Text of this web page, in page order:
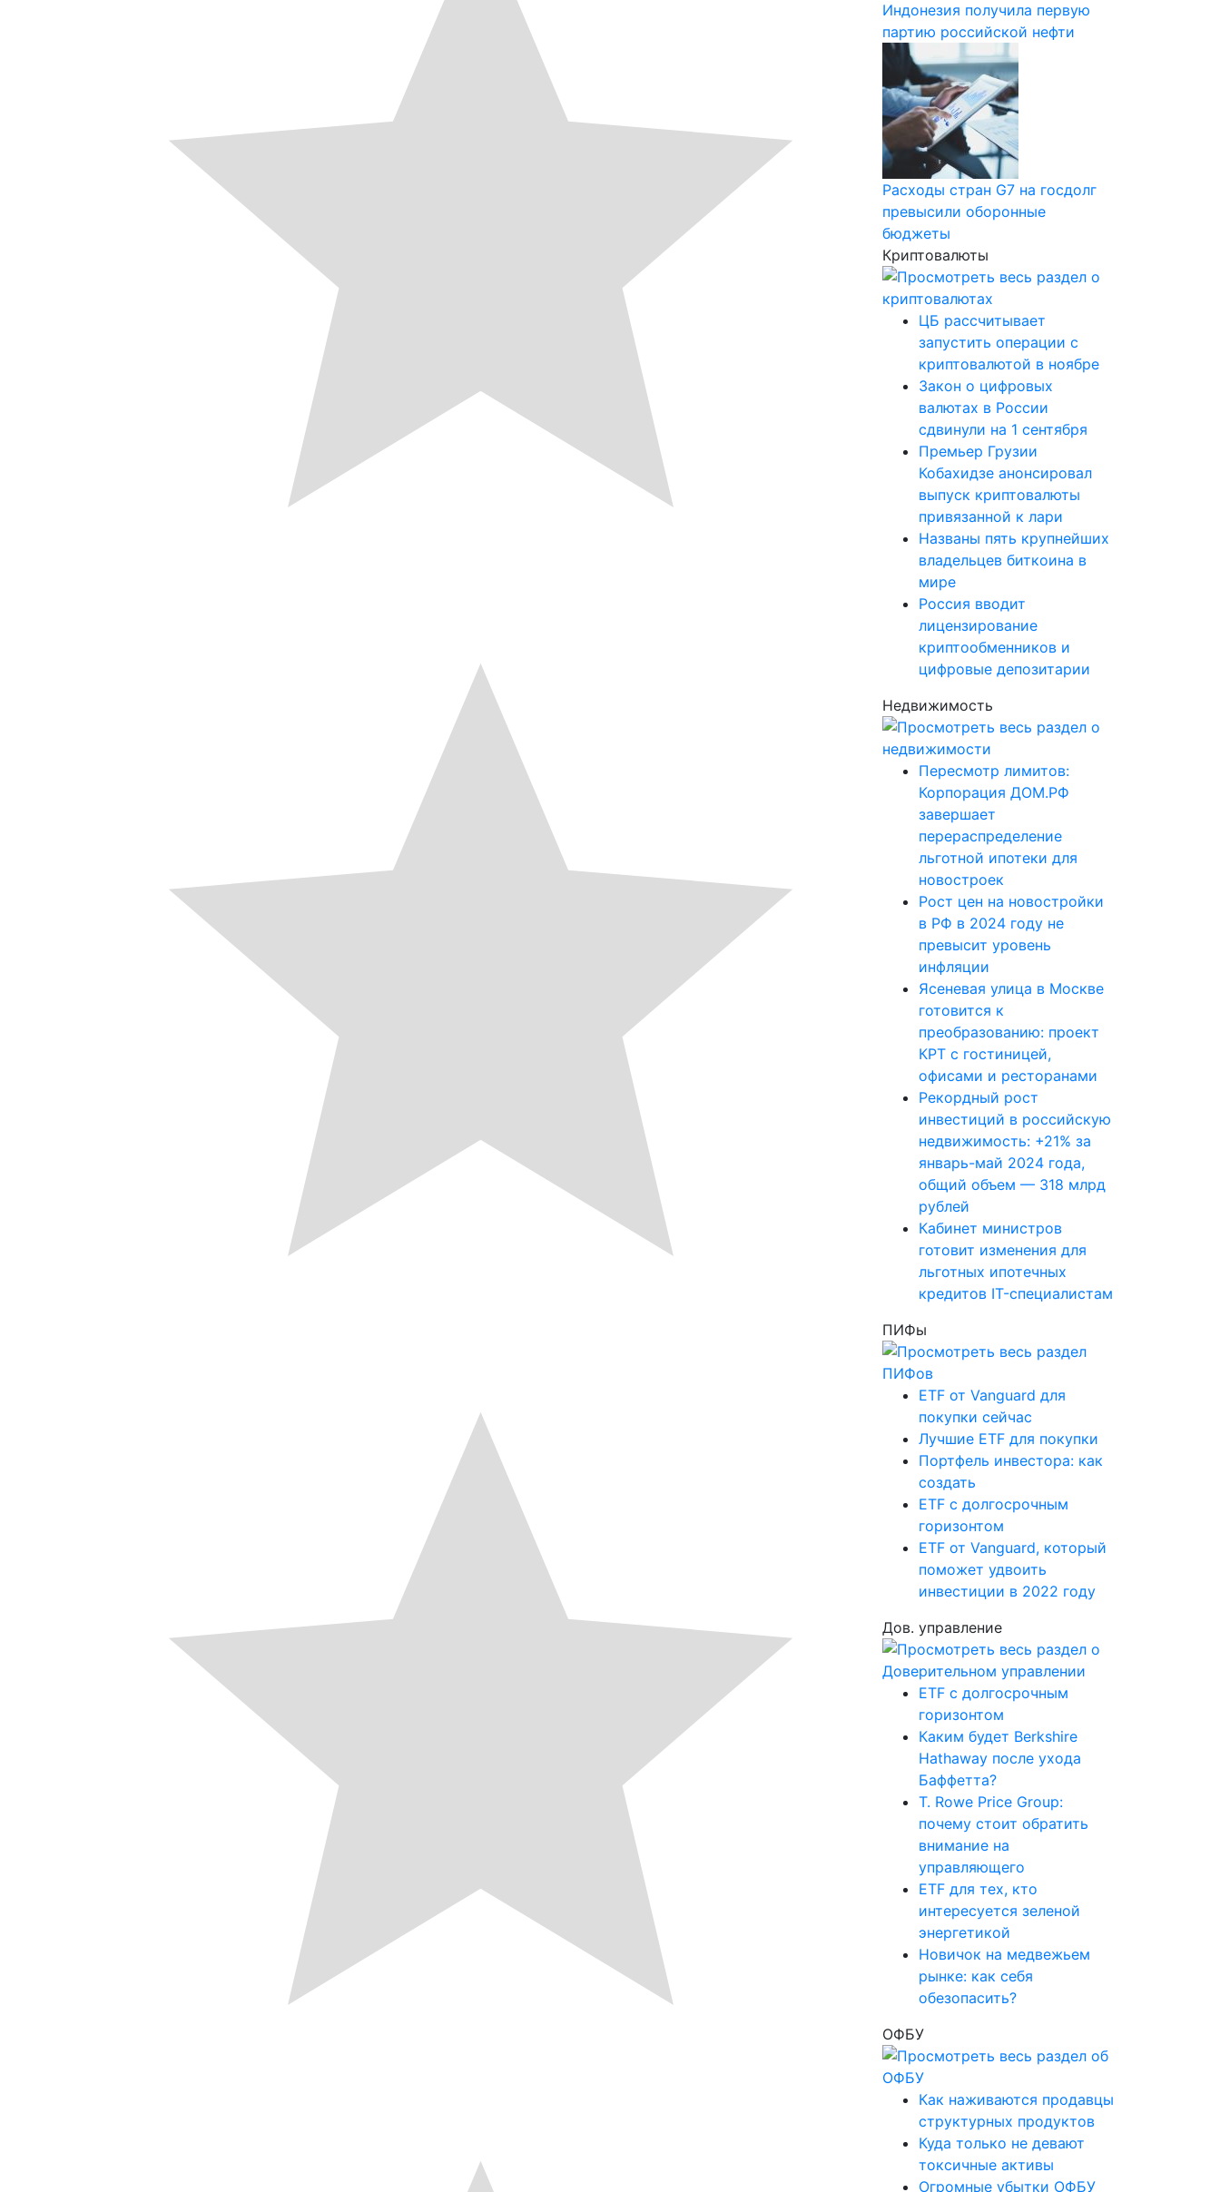
Индонезия получила первую
партию российской нефти
Расходы стран G7 на госдолг
превысили оборонные
бюджеты
Криптовалюты
ЦБ рассчитывает
запустить операции с
криптовалютой в ноябре
Закон о цифровых
валютах в России
сдвинули на 1 сентября
Премьер Грузии
Кобахидзе анонсировал
выпуск криптовалюты
привязанной к лари
Названы пять крупнейших
владельцев биткоина в
мире
Россия вводит
лицензирование
криптообменников и
цифровые депозитарии
Недвижимость
Пересмотр лимитов:
Корпорация ДОМ.РФ
завершает
перераспределение
льготной ипотеки для
новостроек
Рост цен на новостройки
в РФ в 2024 году не
превысит уровень
инфляции
Ясеневая улица в Москве
готовится к
преобразованию: проект
КРТ с гостиницей,
офисами и ресторанами
Рекордный рост
инвестиций в российскую
недвижимость: +21% за
январь-май 2024 года,
общий объем — 318 млрд
рублей
Кабинет министров
готовит изменения для
льготных ипотечных
кредитов IT-специалистам
ПИФы
ETF от Vanguard для
покупки сейчас
Лучшие ETF для покупки
Портфель инвестора: как
создать
ETF с долгосрочным
горизонтом
ETF от Vanguard, который
поможет удвоить
инвестиции в 2022 году
Дов. управление
ETF с долгосрочным
горизонтом
Каким будет Berkshire
Hathaway после ухода
Баффетта?
T. Rowe Price Group:
почему стоит обратить
внимание на
управляющего
ETF для тех, кто
интересуется зеленой
энергетикой
Новичок на медвежьем
рынке: как себя
обезопасить?
ОФБУ
Как наживаются продавцы
структурных продуктов
Куда только не девают
токсичные активы
Огромные убытки ОФБУ